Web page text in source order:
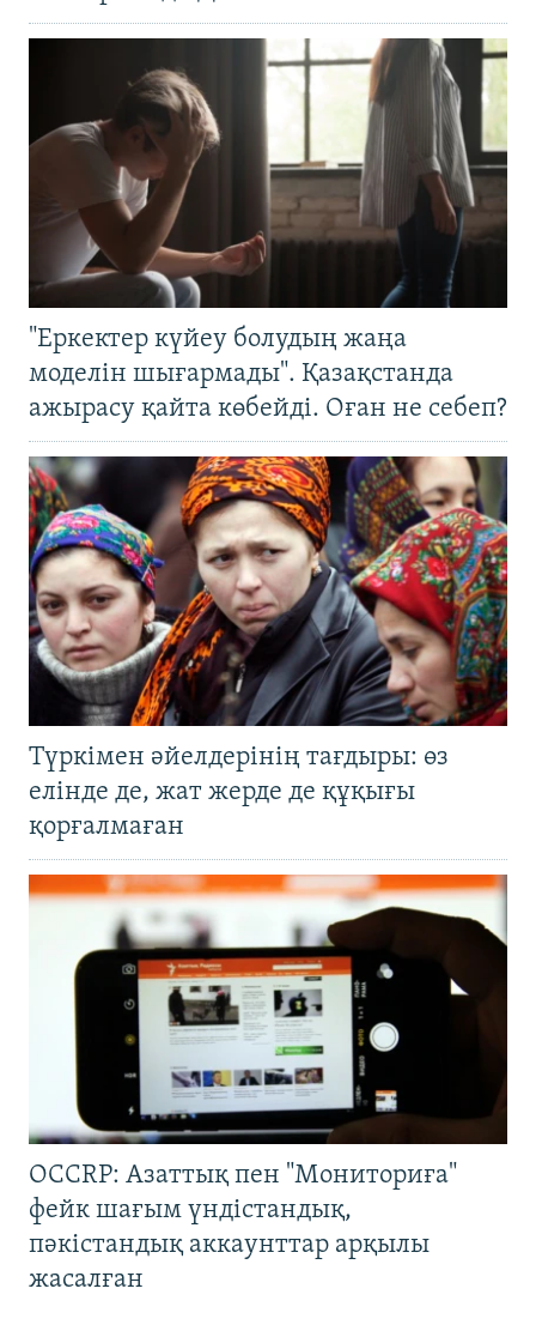
"Еркектер күйеу болудың жаңа
моделін шығармады". Қазақстанда
ажырасу қайта көбейді. Оған не себеп?
Түркімен әйелдерінің тағдыры: өз
елінде де, жат жерде де құқығы
қорғалмаған
OCCRP: Азаттық пен "Мониториға"
фейк шағым үндістандық,
пәкістандық аккаунттар арқылы
жасалған